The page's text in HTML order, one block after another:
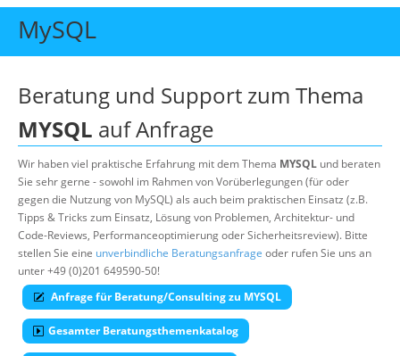
Start
Individuelle Schulungen
Offene Seminare
Wissen
Über uns
Suche
MySQL
Beratung und Support zum Thema
MYSQL auf Anfrage
Wir haben viel praktische Erfahrung mit dem Thema MYSQL und beraten
Sie sehr gerne - sowohl im Rahmen von Vorüberlegungen (für oder
gegen die Nutzung von MySQL) als auch beim praktischen Einsatz (z.B.
Tipps & Tricks zum Einsatz, Lösung von Problemen, Architektur- und
Code-Reviews, Performanceoptimierung oder Sicherheitsreview). Bitte
stellen Sie eine unverbindliche Beratungsanfrage oder rufen Sie uns an
unter +49 (0)201 649590-50!
Anfrage für Beratung/Consulting zu MYSQL
Gesamter Beratungsthemenkatalog